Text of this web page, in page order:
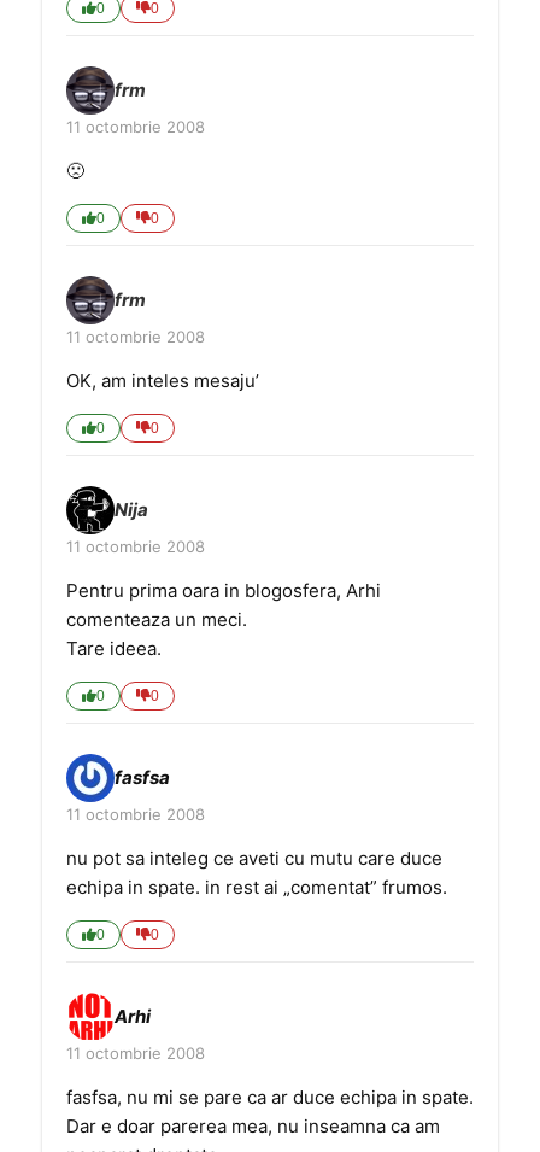
0 0
frm
11 octombrie 2008
🙁
0 0
frm
11 octombrie 2008
OK, am inteles mesaju’
0 0
Nija
11 octombrie 2008
Pentru prima oara in blogosfera, Arhi
comenteaza un meci.
Tare ideea.
0 0
fasfsa
11 octombrie 2008
nu pot sa inteleg ce aveti cu mutu care duce
echipa in spate. in rest ai „comentat” frumos.
0 0
Arhi
11 octombrie 2008
fasfsa, nu mi se pare ca ar duce echipa in spate.
Dar e doar parerea mea, nu inseamna ca am